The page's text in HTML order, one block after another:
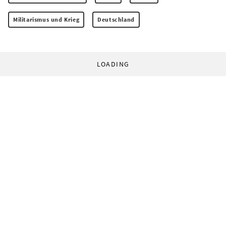
Militarismus und Krieg Deutschland
LOADING